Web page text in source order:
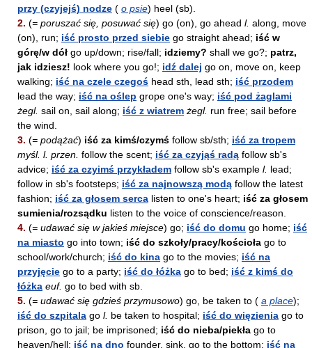
przy (czyjejś) nodze ( o psie) heel (sb).
2. (= poruszać się, posuwać się) go (on), go ahead l. along, move
(on), run; iść prosto przed siebie go straight ahead; iść w
górę/w dół go up/down; rise/fall; idziemy? shall we go?; patrz,
jak idziesz! look where you go!; idź dalej go on, move on, keep
walking; iść na czele czegoś head sth, lead sth; iść przodem
lead the way; iść na oślep grope one's way; iść pod żaglami
żegl. sail on, sail along; iść z wiatrem żegl. run free; sail before
the wind.
3. (= podążać) iść za kimś/czymś follow sb/sth; iść za tropem
myśl. l. przen. follow the scent; iść za czyjąś radą follow sb's
advice; iść za czyimś przykładem follow sb's example l. lead;
follow in sb's footsteps; iść za najnowszą modą follow the latest
fashion; iść za głosem serca listen to one's heart; iść za głosem
sumienia/rozsądku listen to the voice of conscience/reason.
4. (= udawać się w jakieś miejsce) go; iść do domu go home; iść
na miasto go into town; iść do szkoły/pracy/kościoła go to
school/work/church; iść do kina go to the movies; iść na
przyjęcie go to a party; iść do łóżka go to bed; iść z kimś do
łóżka euf. go to bed with sb.
5. (= udawać się gdzieś przymusowo) go, be taken to ( a place);
iść do szpitala go l. be taken to hospital; iść do więzienia go to
prison, go to jail; be imprisoned; iść do nieba/piekła go to
heaven/hell; iść na dno founder, sink, go to the bottom; iść na